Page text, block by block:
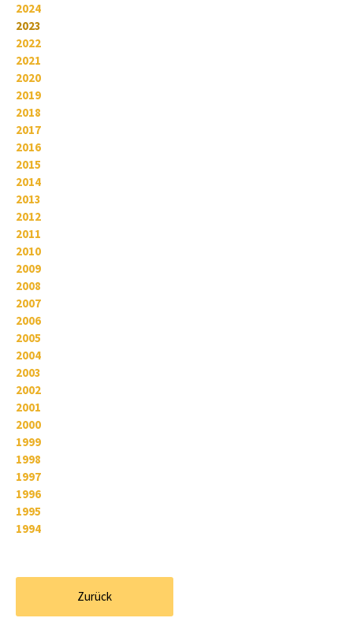
2024
2023
2022
2021
2020
2019
2018
2017
2016
2015
2014
2013
2012
2011
2010
2009
2008
2007
2006
2005
2004
2003
2002
2001
2000
1999
1998
1997
1996
1995
1994
Zurück